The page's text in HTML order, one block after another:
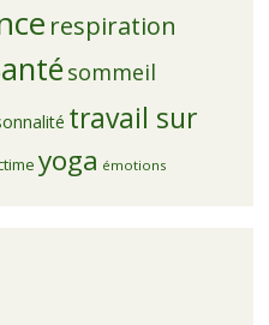
respiration
sommeil
travail sur
yoga émotions